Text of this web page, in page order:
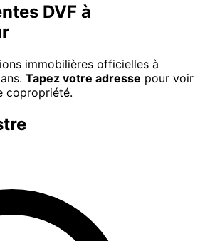
DVF à
immobilières officielles à
Tapez votre adresse pour voir
copropriété.